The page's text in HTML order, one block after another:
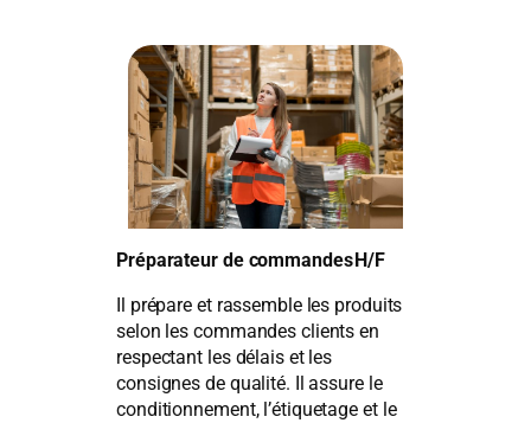
Préparateur de commandes H/F
Il prépare et rassemble les produits
selon les commandes clients en
respectant les délais et les
consignes de qualité. Il assure le
conditionnement, l’étiquetage et le